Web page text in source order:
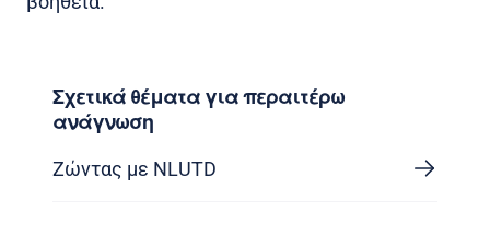
Σχετικά θέματα για περαιτέρω
ανάγνωση
Ζώντας με NLUTD